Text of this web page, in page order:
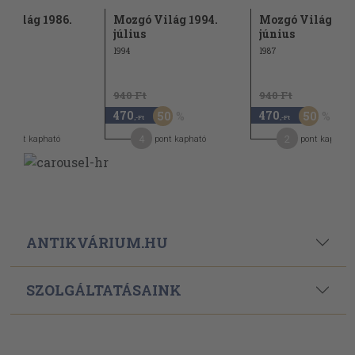
Világ 1986.
pont kapható
Mozgó Világ 1994.
július
1994
940 Ft
470 ,-Ft 50
pont kapható
Mozgó Világ
június
1987
940 Ft
470 ,-Ft 50
pont kapható
ANTIKVÁRIUM.HU
SZOLGÁLTATÁSAINK